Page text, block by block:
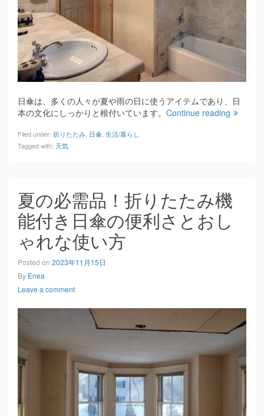
日傘は、多くの人々が夏や雨の日に使うアイテムであり、日
本の文化にしっかりと根付いています。 Continue reading
Filed under: 折りたたみ 日傘 生活/暮らし
Tagged with: 天気
夏の必需品！折りたたみ機
能付き日傘の便利さとおし
ゃれな使い方
Posted on 2023年11月15日
By Enea
Leave a comment